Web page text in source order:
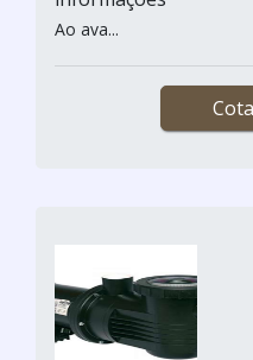
Ao ava...